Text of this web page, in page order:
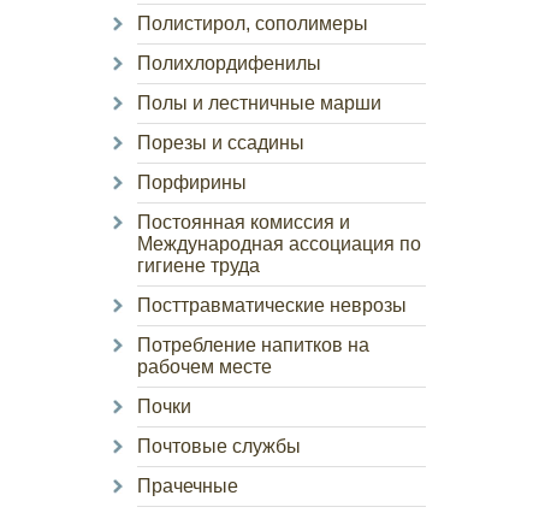
Полистирол, сополимеры
Полихлордифенилы
Полы и лестничные марши
Порезы и ссадины
Порфирины
Постоянная комиссия и
Международная ассоциация по
гигиене труда
Посттравматические неврозы
Потребление напитков на
рабочем месте
Почки
Почтовые службы
Прачечные